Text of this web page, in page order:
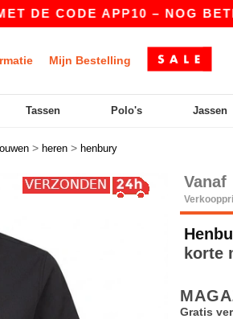
CODE APP10 – NOG BETERE
Mijn Bestelling
Tassen Polo's Jassen
> heren > henbury
Vanaf
korte
Gratis